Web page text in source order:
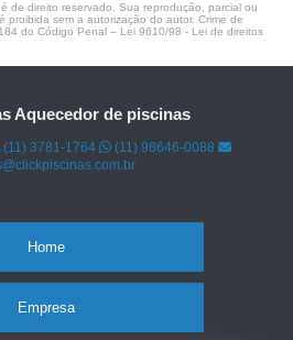
de direito reservado. Sua reprodução, parcial ou
proibida sem a autorização do autor. Crime de
do Código Penal – Lei 9610/98 - Lei de direitos
Aquecedor de piscinas
(11) 3781-1764
(11) 98646-0088
Home
Empresa